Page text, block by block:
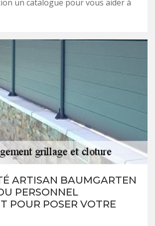
un catalogue pour vous aider à
ARTISAN BAUMGARTEN
PERSONNEL
POUR POSER VOTRE